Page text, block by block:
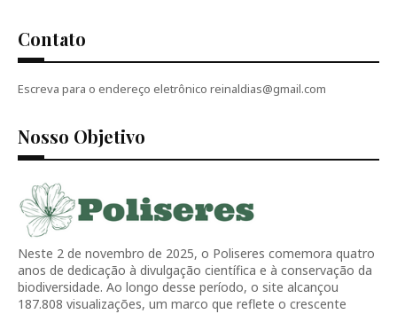
Contato
Escreva para o endereço eletrônico reinaldias@gmail.com
Nosso Objetivo
Neste 2 de novembro de 2025, o Poliseres comemora quatro
anos de dedicação à divulgação científica e à conservação da
biodiversidade. Ao longo desse período, o site alcançou
187.808 visualizações, um marco que reflete o crescente